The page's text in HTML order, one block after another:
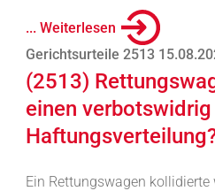
... Weiterlesen
Gerichtsurteile 2513
(2513)
einen
Ein Rettungswagen kollidierte